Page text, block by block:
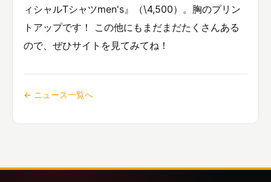
ィシャルTシャツmen's』（\4,500）。胸のプリン
トアップです！ この他にもまだまだたくさんある
ので、ぜひサイトを見てみてね！
← ニュース一覧へ